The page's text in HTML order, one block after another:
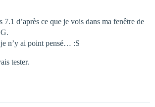
7.1 d’après ce que je vois dans ma fenêtre de
n’y ai point pensé… :S
tester.